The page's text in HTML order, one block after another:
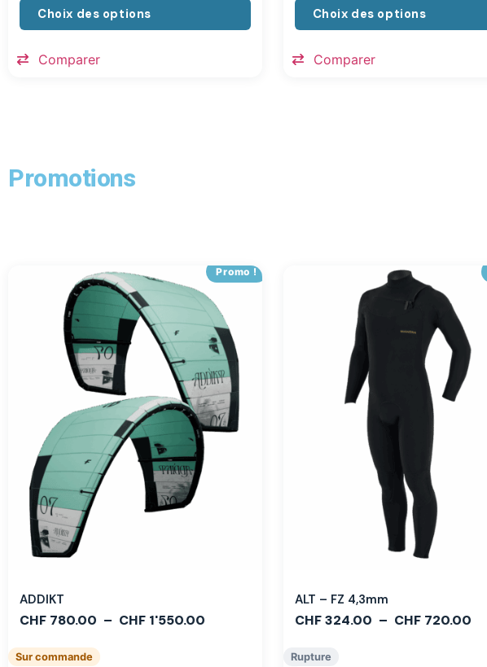
Choix des options
Comparer
Choix des options
Comparer
Promotions
Promo !
ADDIKT
CHF 780.00 – CHF 1'550.00
Sur commande
ALT – FZ 4,3mm
CHF324.00 – CHF720.00
Rupture